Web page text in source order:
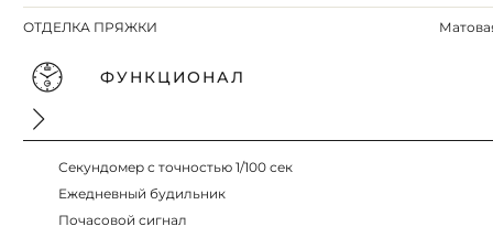
ОТДЕЛКА ПРЯЖКИ
ФУНКЦИОНАЛ
Секундомер с точностью 1/100 сек
Ежедневный будильник
Почасовой сигнал